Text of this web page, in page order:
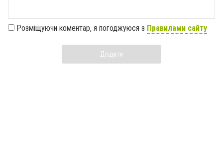
Розміщуючи коментар, я погоджуюся з Правилами сайту
Додати